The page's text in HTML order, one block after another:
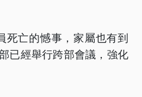
亡的憾事，家屬也有到
已經舉行跨部會議，強化